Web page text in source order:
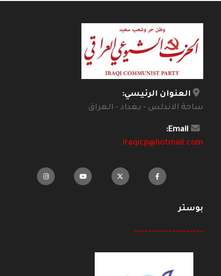
العنوان الرئيسي:
ساحة الاندلس - بغداد - العراق
Email:
iraqicp@hotmail.com
بوستر
--------------------